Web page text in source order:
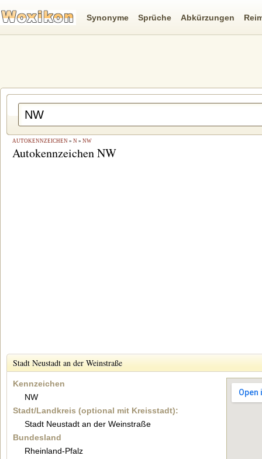
AUTOKENNZEICHEN » N » NW
Autokennzeichen NW
Stadt Neustadt an der Weinstraße
Kennzeichen
NW
Stadt/Landkreis (optional mit Kreisstadt):
Stadt Neustadt an der Weinstraße
Bundesland
Rheinland-Pfalz
Synonyme Sprüche Abkürzungen